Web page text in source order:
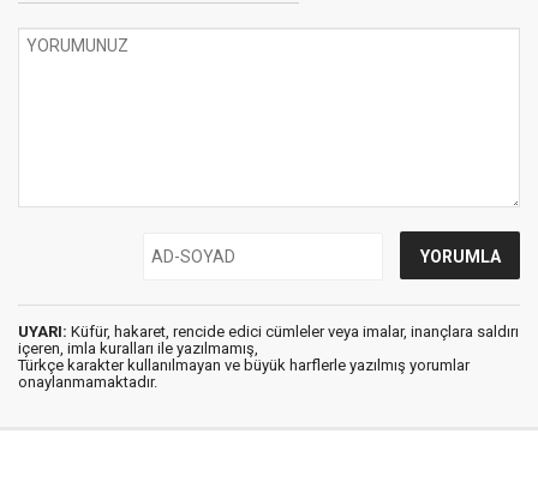
UYARI: Küfür, hakaret, rencide edici cümleler veya imalar, inançlara saldırı
içeren, imla kuralları ile yazılmamış,
Türkçe karakter kullanılmayan ve büyük harflerle yazılmış yorumlar
onaylanmamaktadır.